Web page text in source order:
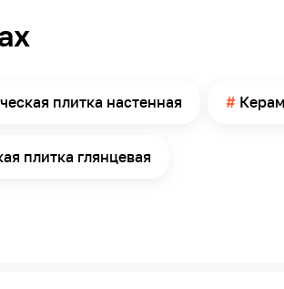
комната, Санузел
плитка настенная
плитка глянцевая